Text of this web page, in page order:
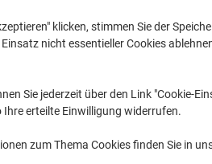
klicken, stimmen Sie der
nicht essentieller Cookies
Sie jederzeit über den Link "Cookie-
Ihre erteilte Einwilligung widerrufen.
zum Thema Cookies finden Sie in